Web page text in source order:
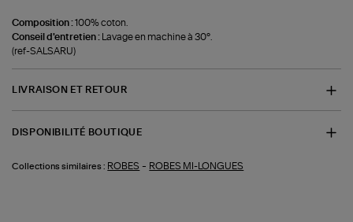
Composition :100% coton.
Conseil d'entretien :
Lavage en machine à 30°.
(ref-SALSARU)
LIVRAISON ET RETOUR
DISPONIBILITÉ BOUTIQUE
Collections similaires : ROBES - ROBES MI-LONGUES